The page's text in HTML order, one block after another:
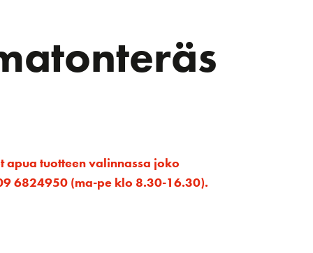
apua tuotteen valinnassa joko
6824950 (ma-pe klo 8.30-16.30).